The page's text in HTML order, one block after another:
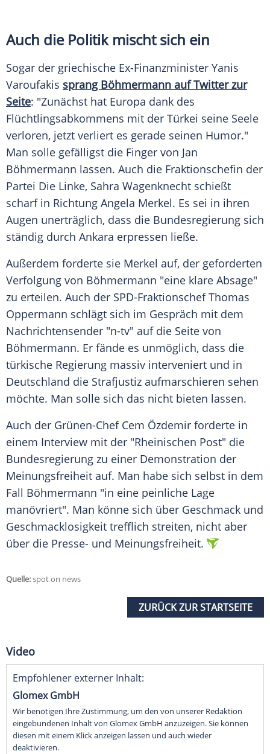
Auch die Politik mischt sich ein
Sogar der griechische Ex-Finanzminister Yanis
Varoufakis sprang Böhmermann auf Twitter zur
Seite: "Zunächst hat Europa dank des
Flüchtlingsabkommens mit der Türkei seine Seele
verloren, jetzt verliert es gerade seinen Humor."
Man solle gefälligst die Finger von Jan
Böhmermann lassen. Auch die Fraktionschefin der
Partei Die Linke, Sahra Wagenknecht schießt
scharf in Richtung Angela Merkel. Es sei in ihren
Augen unerträglich, dass die Bundesregierung sich
ständig durch Ankara erpressen ließe.
Außerdem forderte sie Merkel auf, der geforderten
Verfolgung von Böhmermann "eine klare Absage"
zu erteilen. Auch der SPD-Fraktionschef Thomas
Oppermann schlägt sich im Gespräch mit dem
Nachrichtensender "n-tv" auf die Seite von
Böhmermann. Er fände es unmöglich, dass die
türkische Regierung massiv interveniert und in
Deutschland die Strafjustiz aufmarschieren sehen
möchte. Man solle sich das nicht bieten lassen.
Auch der Grünen-Chef Cem Özdemir forderte in
einem Interview mit der "Rheinischen Post" die
Bundesregierung zu einer Demonstration der
Meinungsfreiheit auf. Man habe sich selbst in dem
Fall Böhmermann "in eine peinliche Lage
manövriert". Man könne sich über Geschmack und
Geschmacklosigkeit trefflich streiten, nicht aber
über die Presse- und Meinungsfreiheit.
Quelle:spot on news
ZURÜCK ZUR STARTSEITE
Video
Empfohlener externer Inhalt:
Glomex GmbH
Wir benötigen Ihre Zustimmung, um den von unserer Redaktion
eingebundenen Inhalt von Glomex GmbH anzuzeigen. Sie können
diesen mit einem Klick anzeigen lassen und auch wieder
deaktivieren.